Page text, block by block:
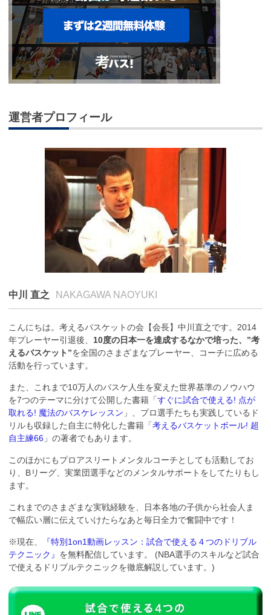
運営者プロフィール
中川 直之 NAKAGAWA NAOYUKI
こんにちは。考えるバスケットの会【会長】中川直之です。2014
年プレーヤー引退後、 10度の日本一を達成するなかで培った、”考
えるバスケット”を全国のさまざまなプレーヤー、コーチに広める
活動を行っています。
また、これまで10万人のバスケ人生を変えた世界基準のノウハウ
を7つのテーマに分けて公開した書籍「すぐに試合で使える! 点が
取れる! 魔法のバスケレッスン 」、プロ選手たちも実践しているド
リルも収録した自主に特化した書籍「考えるバスケットボール! 超
自主練66 」の著者でもあります。
このほかにもプロアスリートメンタルコーチとしても活動してお
り、Bリーグ、実業団選手などのメンタルサポートをしてたりもし
ます。
これまでのさまざまな実戦経験を、日本各地の子供から社会人ま
で幅広い層に伝えていけたらなあと毎日全力で奮闘中です！
※現在、
『特別1on1動画レッスン：試合で使える４つのドリブル
テクニック』 を無料配信しています。 (NBA選手のスキルなど試合
で使えるドリブルテクニックを徹底解説しています。)